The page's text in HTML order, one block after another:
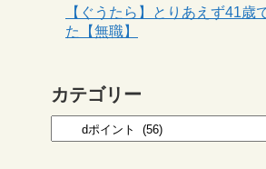
【ぐうたら】とりあえず41歳
た【無職】
カテゴリー